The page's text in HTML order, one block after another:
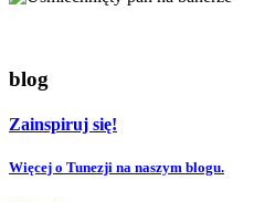
blog
Zainspiruj się!
Więcej o Tunezji na naszym blogu.